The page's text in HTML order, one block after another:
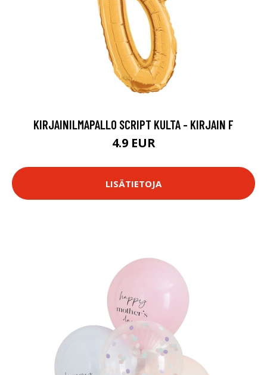
KIRJAINILMAPALLO SCRIPT KULTA - KIRJAIN F
4.9 EUR
LISÄTIETOJA